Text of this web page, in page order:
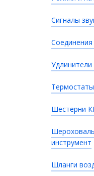
Сигналы
Удлинители
Термостаты
Шестерни
инструмент
Шланги